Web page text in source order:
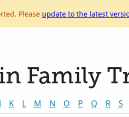
Please update to the latest
Family
J K L M N O P Q R S